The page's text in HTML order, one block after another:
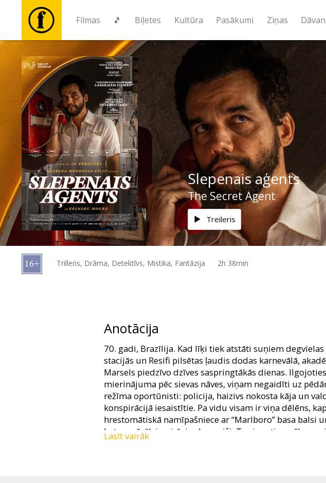
Filmas 🎵 Biļetes Kultūra Pasākumi Ziņas
Filmas
🎵
Biļetes
Kultūra
Pasākumi
Ziņas
Dāvanu
kartes
Slepenais aģents
The Secret Agent
Treileris
Trilleris, Drāma, Detektīvs, Mistika, Fantāzija 2h 38min
Anotācija
70. gadi, Brazīlija. Kad līķi tiek atstāti suņiem
stacijās un Resifi pilsētas ļaudis dodas karnevālā,
Marsels piedzīvo dzīves saspringtākās dienas. Ilgojoties
mierinājuma pēc sievas nāves, viņam negaidīti uz
režīma oportūnisti: policija, haizivs nokosta kāja un
konspirācijā iesaistītie. Pa vidu visam ir viņa dēlēns,
hrestomātiskā namīpašniece ar “Marlboro” basa balsi
bet ne pārāk izveicīgi rokaspuiši. Tas ir neticamāk par
zinām – tomēr zināmā mērā viss piedzīvotais ir patiess.
Lasīt vairāk